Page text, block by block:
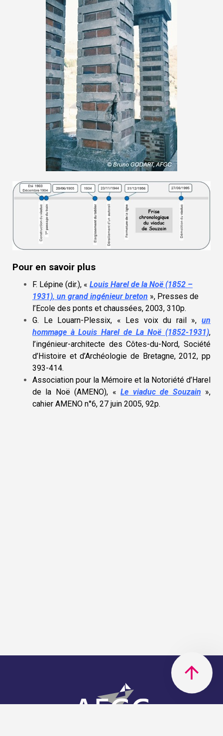
Pour en savoir plus
F. Lépine (dir.), « Louis Harel de la Noë (1852 –
1931), un grand ingénieur breton », Presses de
l’Ecole des ponts et chaussées, 2003, 310p.
G. Le Louarn-Plessix, « Les voix du rail », un
hommage à Louis Harel de La Noë (1852-1931),
l’ingénieur-architecte des Côtes-du-Nord, Société
d’Histoire et d’Archéologie de Bretagne, 2012, pp
393-414.
Association pour la Mémoire et la Notoriété d’Harel
de la Noë (AMENO), « Le viaduc de Souzain »,
cahier AMENO n°6, 27 juin 2005, 92p.